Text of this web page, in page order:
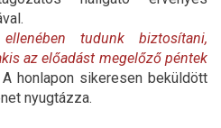
tudunk biztosítani,
az előadást megelőző péntek
A honlapon sikeresen beküldött
nyugtázza.